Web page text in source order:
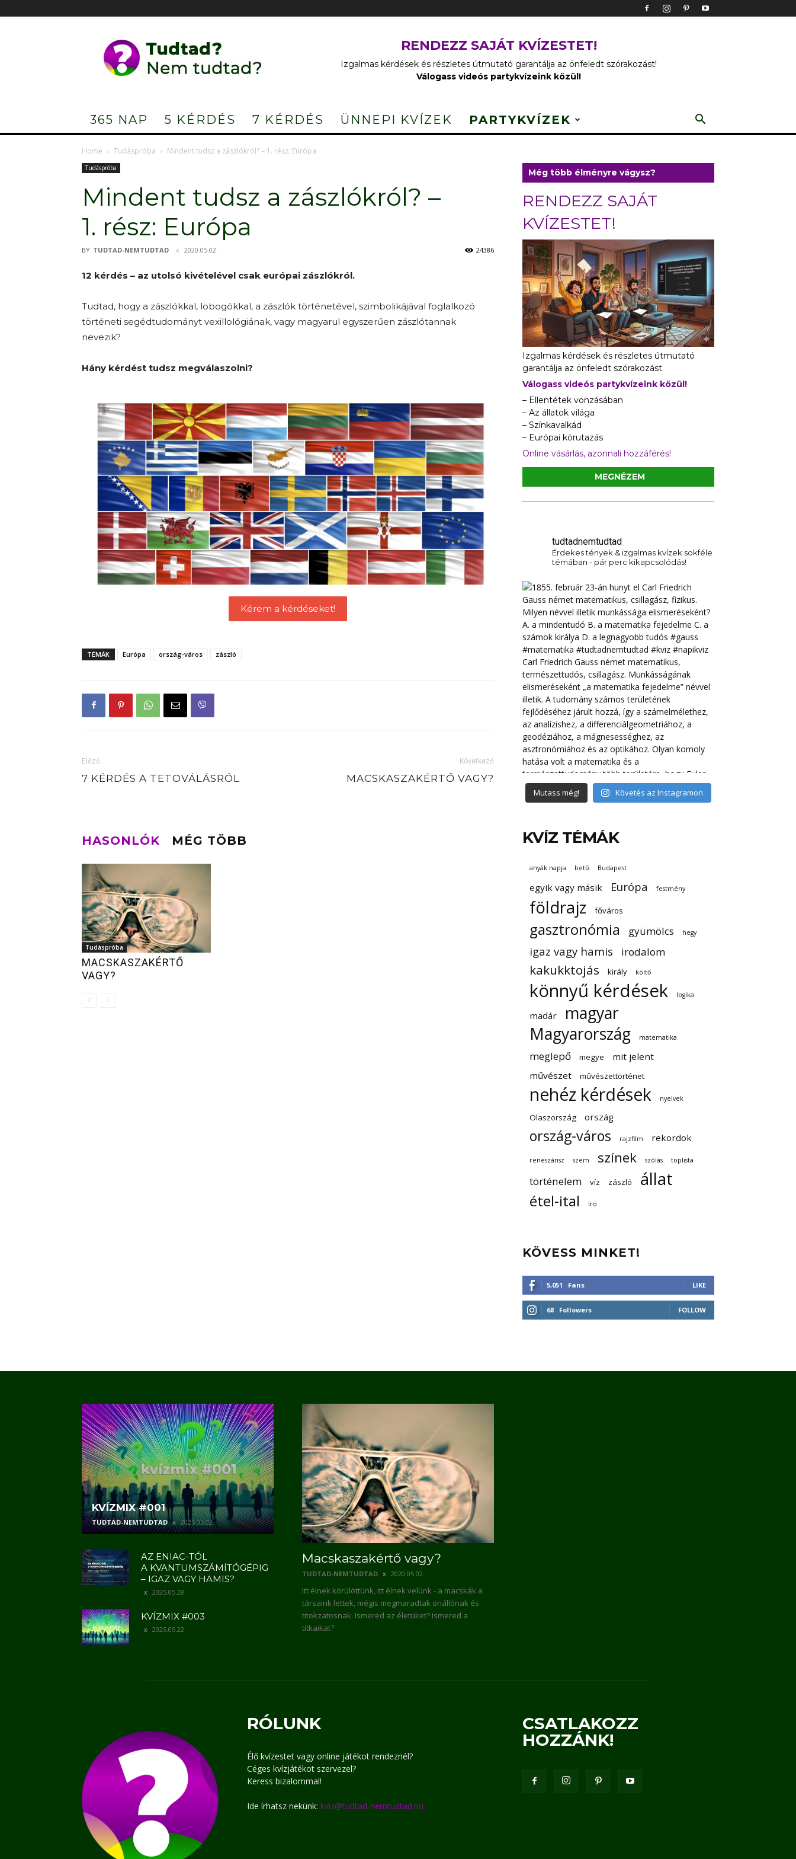
Nem
tudtad?
RENDEZZ SAJÁT KVÍZESTET!
Izgalmas kérdések és részletes útmutató garantálja az önfeledt szórakozást!
Válogass videós partykvízeink közül!
365 NAP 5 KÉRDÉS 7 KÉRDÉS ÜNNEPI KVÍZEK PARTYKVÍZEK
Home Tudáspróba Mindent tudsz a zászlókról? – 1. rész: Európa
Tudáspróba
Mindent tudsz a zászlókról? –
1. rész: Európa
BY TUDTAD-NEMTUDTAD 2020.05.02. 24386
12 kérdés – az utolsó kivételével csak európai zászlókról.
Tudtad, hogy a zászlókkal, lobogókkal, a zászlók történetével, szimbolikájával foglalkozó
történeti segédtudományt vexillológiának, vagy magyarul egyszerűen zászlótannak
nevezik?
Hány kérdést tudsz megválaszolni?
Kérem a kérdéseket!
TÉMÁK Európa ország-város zászló
Előző
7 KÉRDÉS A TETOVÁLÁSRÓL
Következő
MACSKASZAKÉRTŐ VAGY?
HASONLÓK MÉG TÖBB
Tudáspróba
MACSKASZAKÉRTŐ
VAGY?
Még több élményre vágysz?
RENDEZZ SAJÁT
KVÍZESTET!
Izgalmas kérdések és részletes útmutató
garantálja az önfeledt szórakozást
Válogass videós partykvízeink közül!
– Ellentétek vonzásában
– Az állatok világa
– Színkavalkád
– Európai körutazás
Online vásárlás, azonnali hozzáférés!
MEGNÉZEM
tudtadnemtudtad
Érdekes tények & izgalmas kvízek sokféle
témában - pár perc kikapcsolódás!
Mutass még! Követés az Instagramon
KVÍZ TÉMÁK
anyák napja betű Budapest
egyik vagy másik Európa festmény
földrajz főváros
gasztronómia gyümölcs hegy
igaz vagy hamis irodalom
kakukktojás király költő
könnyű kérdések logika
madár
magyar
Magyarország
matematika
meglepő megye
mit jelent
művészet
művészettörténet
nehéz kérdések nyelvek
Olaszország ország
ország-város rajzfilm rekordok
reneszánsz szem színek szólás toplista
történelem víz zászló állat
étel-ital író
KÖVESS MINKET!
5,051 Fans LIKE
68 Followers FOLLOW
KVÍZMIX #001
TUDTAD-NEMTUDTAD 2025.05.02.
AZ ENIAC-TÓL
A KVANTUMSZÁMÍTÓGÉPIG
– IGAZ VAGY HAMIS?
2025.05.28.
KVÍZMIX #003
2025.05.22.
Macskaszakértő vagy?
TUDTAD-NEMTUDTAD 2020.05.02.
Itt élnek körülöttünk, itt élnek velünk - a macskák a
társaink lettek, mégis megmaradtak önállónak és
titokzatosnak. Ismered az életüket? Ismered a
titkaikat?
RÓLUNK
Élő kvízestet vagy online játékot rendeznél?
Céges kvízjátékot szervezel?
Keress bizalommal!
Ide írhatsz nekünk: kviz@tudtad-nemtudtad.hu
CSATLAKOZZ
HOZZÁNK!